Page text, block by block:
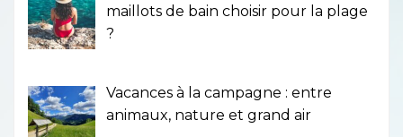
maillots de bain choisir pour la plage
?
Vacances à la campagne : entre
animaux, nature et grand air